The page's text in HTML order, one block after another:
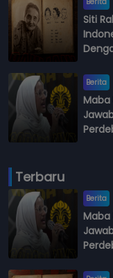
Siti
Berita
Maba
Terbaru
Berita
Maba